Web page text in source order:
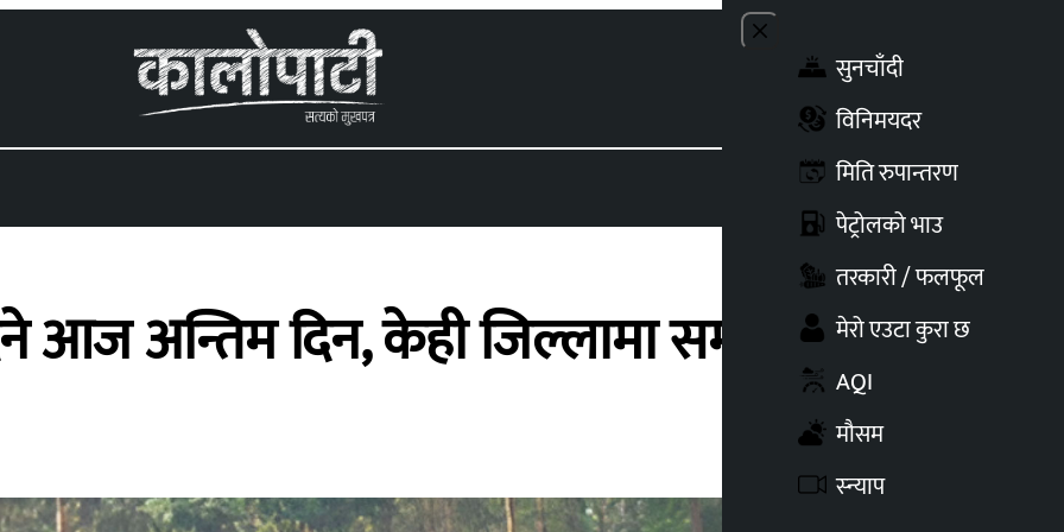
Close menu
सुनचाँदी
विनिमयदर
मिति रुपान्तरण
पेट्रोलको भाउ
तरकारी / फलफूल
मेरो एउटा कुरा छ
AQI
मौसम
स्न्याप
दिने आज अन्तिम दिन, केही जिल्लामा समय थप